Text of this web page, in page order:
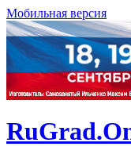
Мобильная версия